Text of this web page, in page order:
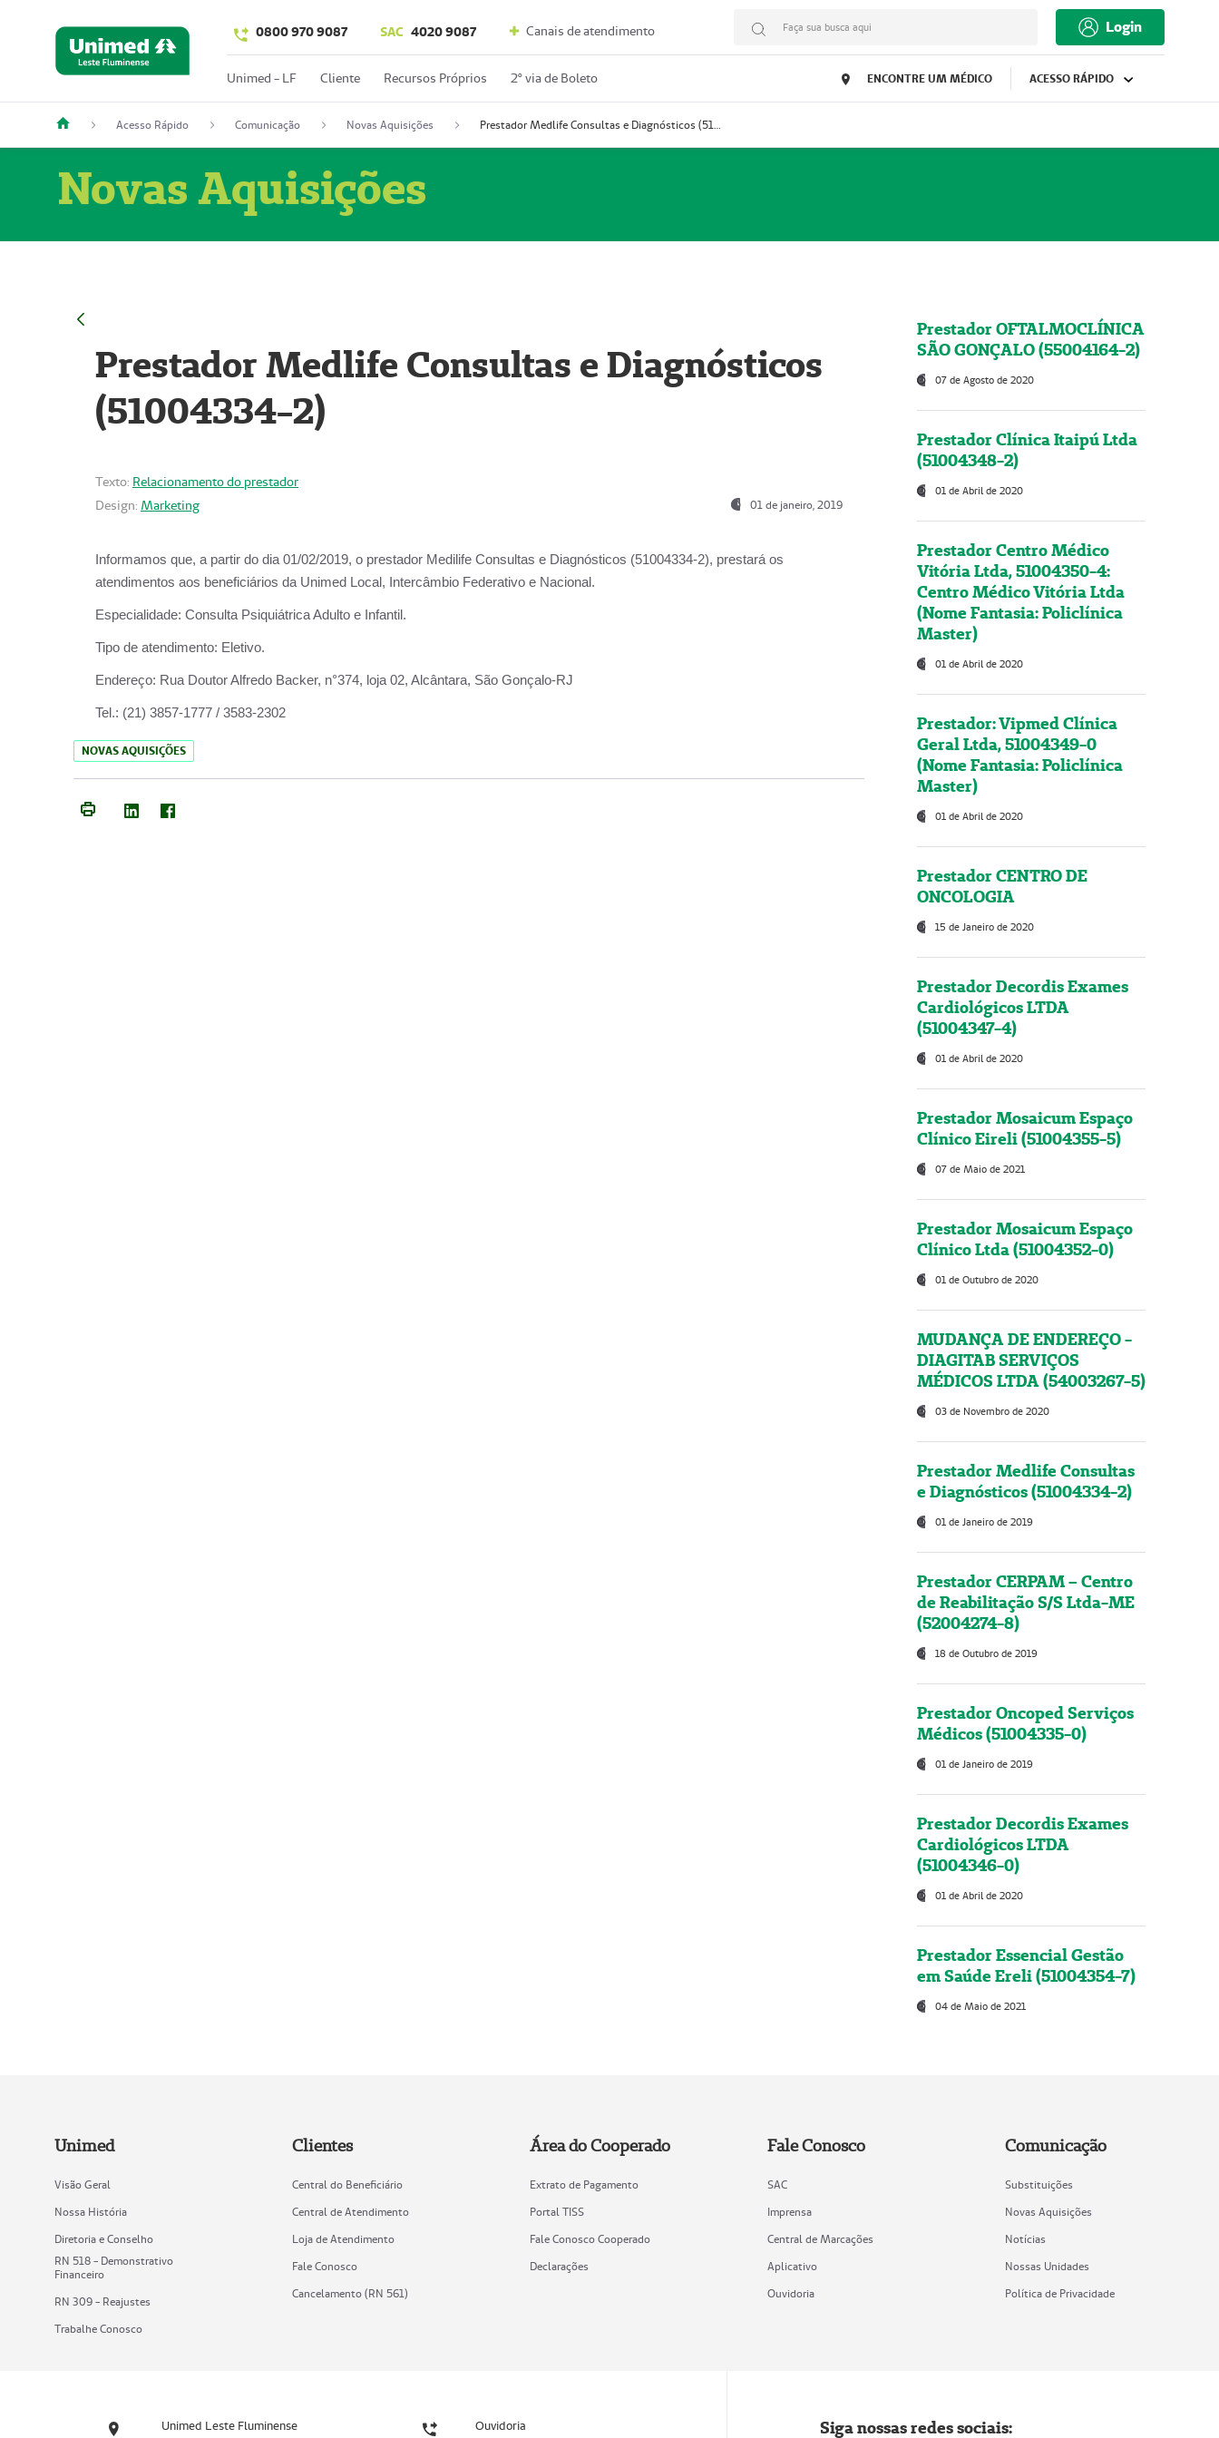
0800 970 9087 SAC 4020 9087 Canais de atendimento Faça sua busca aqui Login
Unimed - LF Cliente Recursos Próprios 2º via de Boleto ENCONTRE UM MÉDICO ACESSO RÁPIDO
Acesso Rápido Comunicação Novas Aquisições Prestador Medlife Consultas e Diagnósticos (51004334-2)
Novas Aquisições
Prestador Medlife Consultas e Diagnósticos
(51004334-2)
Texto: Relacionamento do prestador
Design: Marketing 01 de janeiro, 2019
Informamos que, a partir do dia 01/02/2019, o prestador Medilife Consultas e Diagnósticos (51004334-2), prestará os
atendimentos aos beneficiários da Unimed Local, Intercâmbio Federativo e Nacional.
Especialidade: Consulta Psiquiátrica Adulto e Infantil.
Tipo de atendimento: Eletivo.
Endereço: Rua Doutor Alfredo Backer, n°374, loja 02, Alcântara, São Gonçalo-RJ
Tel.: (21) 3857-1777 / 3583-2302
NOVAS AQUISIÇÕES
Prestador OFTALMOCLÍNICA
SÃO GONÇALO (55004164-2)
07 de Agosto de 2020
Prestador Clínica Itaipú Ltda
(51004348-2)
01 de Abril de 2020
Prestador Centro Médico
Vitória Ltda, 51004350-4:
Centro Médico Vitória Ltda
(Nome Fantasia: Policlínica
Master)
01 de Abril de 2020
Prestador: Vipmed Clínica
Geral Ltda, 51004349-0
(Nome Fantasia: Policlínica
Master)
01 de Abril de 2020
Prestador CENTRO DE
ONCOLOGIA
15 de Janeiro de 2020
Prestador Decordis Exames
Cardiológicos LTDA
(51004347-4)
01 de Abril de 2020
Prestador Mosaicum Espaço
Clínico Eireli (51004355-5)
07 de Maio de 2021
Prestador Mosaicum Espaço
Clínico Ltda (51004352-0)
01 de Outubro de 2020
MUDANÇA DE ENDEREÇO -
DIAGITAB SERVIÇOS
MÉDICOS LTDA (54003267-5)
03 de Novembro de 2020
Prestador Medlife Consultas
e Diagnósticos (51004334-2)
01 de Janeiro de 2019
Prestador CERPAM – Centro
de Reabilitação S/S Ltda-ME
(52004274-8)
18 de Outubro de 2019
Prestador Oncoped Serviços
Médicos (51004335-0)
01 de Janeiro de 2019
Prestador Decordis Exames
Cardiológicos LTDA
(51004346-0)
01 de Abril de 2020
Prestador Essencial Gestão
em Saúde Ereli (51004354-7)
04 de Maio de 2021
Unimed
Visão Geral
Nossa História
Diretoria e Conselho
RN 518 - Demonstrativo
Financeiro
RN 309 - Reajustes
Trabalhe Conosco
Clientes
Central do Beneficiário
Central de Atendimento
Loja de Atendimento
Fale Conosco
Cancelamento (RN 561)
Área do Cooperado
Extrato de Pagamento
Portal TISS
Fale Conosco Cooperado
Declarações
Fale Conosco
SAC
Imprensa
Central de Marcações
Aplicativo
Ouvidoria
Comunicação
Substituições
Novas Aquisições
Notícias
Nossas Unidades
Política de Privacidade
Unimed Leste Fluminense Ouvidoria Siga nossas redes sociais: